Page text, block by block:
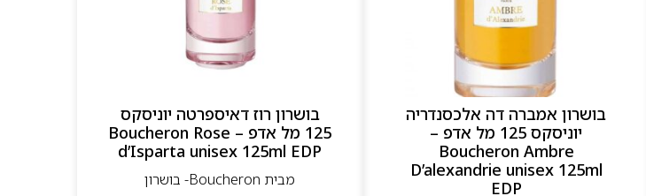
בושרון אמברה דה אלכסנדריה
יוניסקס 125 מל אדפ –
Boucheron Ambre
D’alexandrie unisex 125ml
EDP
בושרון רוז דאיספרטה יוניסקס
125 מל אדפ – Boucheron Rose
d’Isparta unisex 125ml EDP
מבית Boucheron- בושרון